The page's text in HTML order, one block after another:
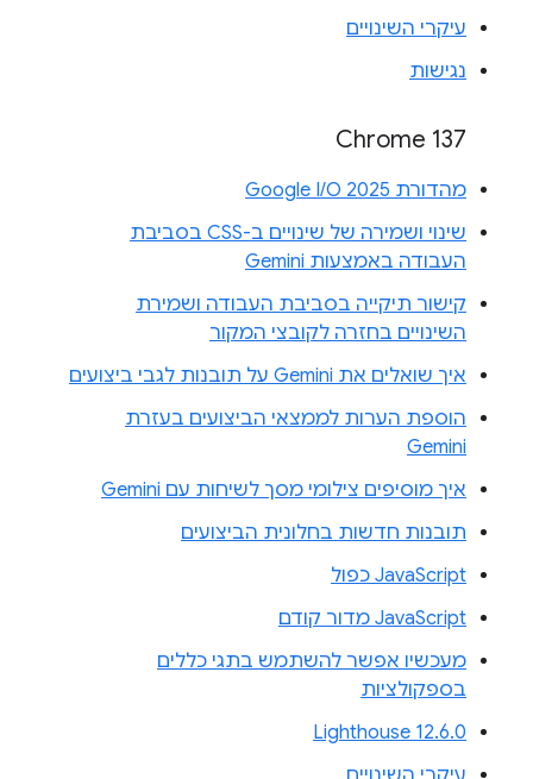
עיקרי השינויים
נגישות
Chrome 137
מהדורת Google I/O 2025
שינוי ושמירה של שינויים ב-CSS בסביבת
העבודה באמצעות Gemini
קישור תיקייה בסביבת העבודה ושמירת
השינויים בחזרה לקובצי המקור
איך שואלים את Gemini על תובנות לגבי ביצועים
הוספת הערות לממצאי הביצועים בעזרת
Gemini
איך מוסיפים צילומי מסך לשיחות עם Gemini
תובנות חדשות בחלונית הביצועים
JavaScript כפול
JavaScript מדור קודם
מעכשיו אפשר להשתמש בתגי כללים
בספקולציות
Lighthouse 12.6.0